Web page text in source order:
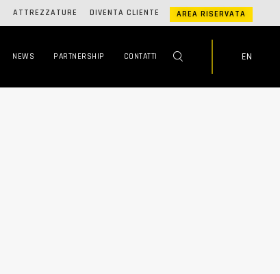
ATTREZZATURE DIVENTA CLIENTE AREA RISERVATA
NEWS PARTNERSHIP CONTATTI EN